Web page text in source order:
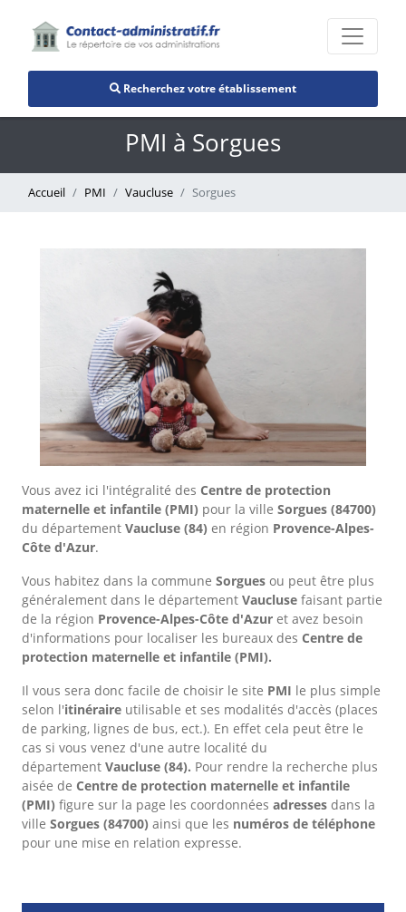
Recherchez votre établissement
PMI à Sorgues
Accueil PMI Vaucluse Sorgues
Vous avez ici l'intégralité des Centre de protection
maternelle et infantile (PMI) pour la ville Sorgues (84700)
du département Vaucluse (84) en région Provence-Alpes-
Côte d'Azur.
Vous habitez dans la commune Sorgues ou peut être plus
généralement dans le département Vaucluse faisant partie
de la région Provence-Alpes-Côte d'Azur et avez besoin
d'informations pour localiser les bureaux des Centre de
protection maternelle et infantile (PMI).
Il vous sera donc facile de choisir le site PMI le plus simple
selon l'itinéraire utilisable et ses modalités d'accès (places
de parking, lignes de bus, ect.). En effet cela peut être le
cas si vous venez d'une autre localité du
département Vaucluse (84). Pour rendre la recherche plus
aisée de Centre de protection maternelle et infantile
(PMI) figure sur la page les coordonnées adresses dans la
ville Sorgues (84700) ainsi que les numéros de téléphone
pour une mise en relation expresse.